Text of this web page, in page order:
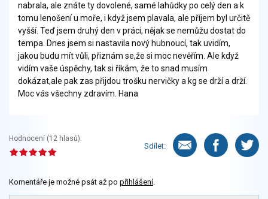
nabrala, ale znáte ty dovolené, samé lahůdky po celý den a k
tomu lenošení u moře, i když jsem plavala, ale příjem byl určitě
vyšší. Teď jsem druhý den v práci, nějak se nemůžu dostat do
tempa. Dnes jsem si nastavila nový hubnoucí, tak uvidím,
jakou budu mít vůli, přiznám se,že si moc nevěřím. Ale když
vidím vaše úspěchy, tak si říkám, že to snad musím
dokázat,ale pak zas přijdou trošku nervičky a kg se drží a drží.
Moc vás všechny zdravím. Hana
Hodnocení (12 hlasů):
Sdílet:
Komentáře je možné psát až po přihlášení.